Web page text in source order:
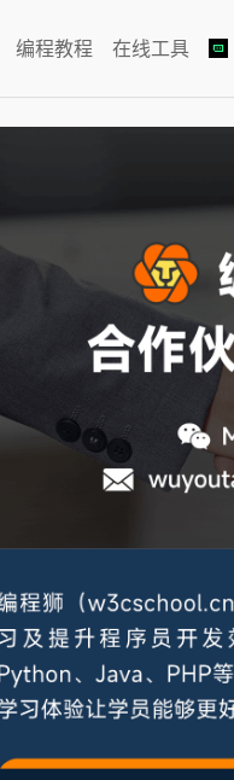
编程教程 在线工具